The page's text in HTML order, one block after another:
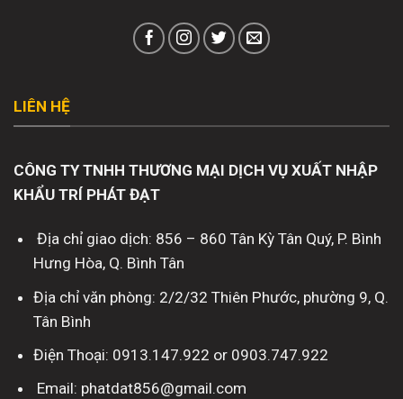
LIÊN HỆ
CÔNG TY TNHH THƯƠNG MẠI DỊCH VỤ XUẤT NHẬP
KHẨU TRÍ PHÁT ĐẠT
Địa chỉ giao dịch: 856 – 860 Tân Kỳ Tân Quý, P. Bình
Hưng Hòa, Q. Bình Tân
Địa chỉ văn phòng: 2/2/32 Thiên Phước, phường 9, Q.
Tân Bình
Điện Thoại: 0913.147.922 or 0903.747.922
Email: phatdat856@gmail.com